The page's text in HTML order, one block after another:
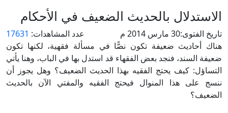
الاستدلال بالحديث الضعيف في الأحكام
تاريخ الفتوى:30 مارس 2014 م عدد المشاهدات: 17631
هناك أحاديث ضعيفة تكون نصًّا في مسألة فقهية، لكنها تكون
ضعيفة السند، فنجد بعض الفقهاء قد استدل بها في الباب، وهنا يأتي
التساؤل: كيف يحتج الفقيه بهذا الحديث الضعيف؟ وهل يجوز أن
ننسج على هذا المنوال فيحتج الفقيه والمفتي الآن بالحديث
الضعيف؟